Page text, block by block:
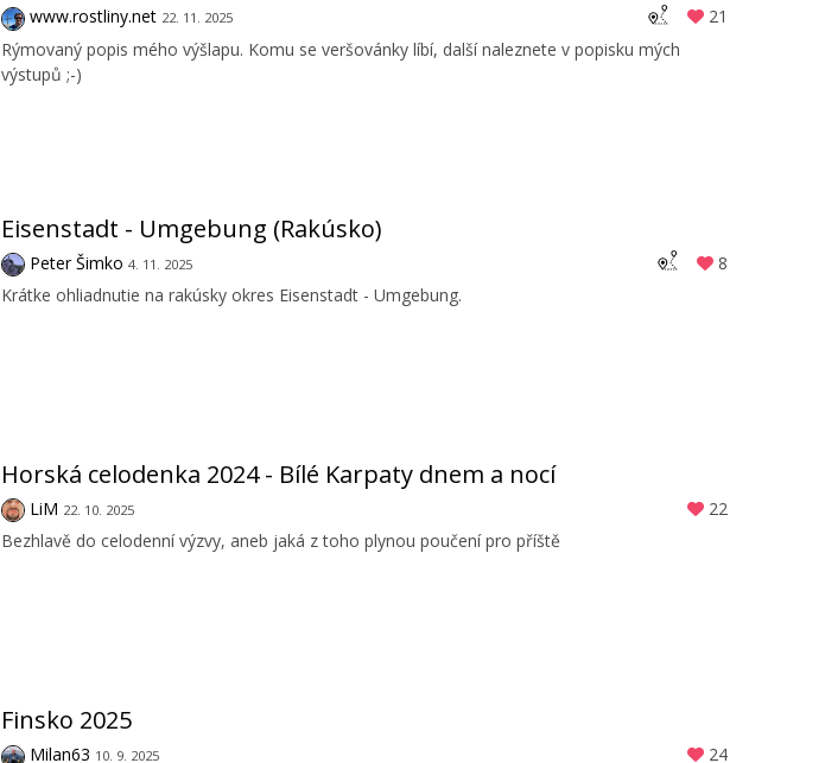
www.rostliny.net 22. 11. 2025
21
Rýmovaný popis mého výšlapu. Komu se veršovánky líbí, další naleznete v popisku mých
výstupů ;-)
Eisenstadt - Umgebung (Rakúsko)
Peter Šimko 4. 11. 2025
8
Krátke ohliadnutie na rakúsky okres Eisenstadt - Umgebung.
Horská celodenka 2024 - Bílé Karpaty dnem a nocí
LiM 22. 10. 2025
22
Bezhlavě do celodenní výzvy, aneb jaká z toho plynou poučení pro příště
Finsko 2025
Milan63 10. 9. 2025 24